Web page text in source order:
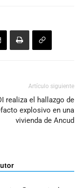
Artículo siguiente
realiza el hallazgo de
explosivo en una
vivienda de Ancud